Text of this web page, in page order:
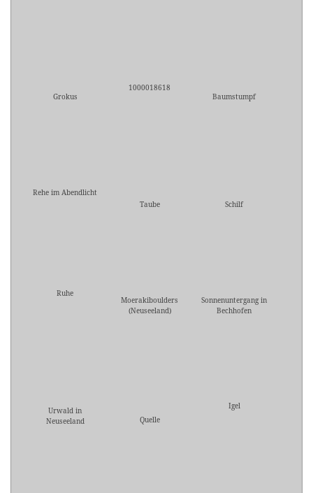
Grokus
1000018618
Baumstumpf
Rehe im Abendlicht
Taube
Schilf
Ruhe
Moerakiboulders
(Neuseeland)
Sonnenuntergang in
Bechhofen
Urwald in
Neuseeland
Quelle
Igel